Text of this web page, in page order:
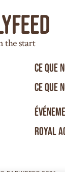
CE QUE
CE QUE
ROYAL